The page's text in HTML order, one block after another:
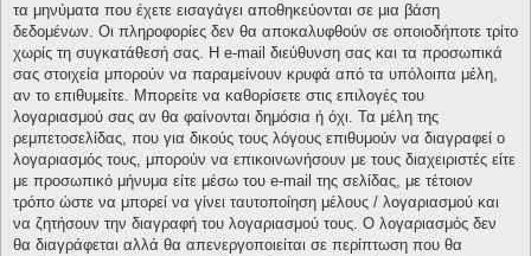
τα μηνύματα που έχετε εισαγάγει αποθηκεύονται σε μια βάση
δεδομένων. Οι πληροφορίες δεν θα αποκαλυφθούν σε οποιοδήποτε τρίτο
χωρίς τη συγκατάθεσή σας. Η e-mail διεύθυνση σας και τα προσωπικά
σας στοιχεία μπορούν να παραμείνουν κρυφά από τα υπόλοιπα μέλη,
αν το επιθυμείτε. Μπορείτε να καθορίσετε στις επιλογές του
λογαριασμού σας αν θα φαίνονται δημόσια ή όχι. Τα μέλη της
ρεμπετοσελίδας, που για δικούς τους λόγους επιθυμούν να διαγραφεί ο
λογαριασμός τους, μπορούν να επικοινωνήσουν με τους διαχειριστές είτε
με προσωπικό μήνυμα είτε μέσω του e-mail της σελίδας, με τέτοιον
τρόπο ώστε να μπορεί να γίνει ταυτοποίηση μέλους / λογαριασμού και
να ζητήσουν την διαγραφή του λογαριασμού τους. Ο λογαριασμός δεν
θα διαγράφεται αλλά θα απενεργοποιείται σε περίπτωση που θα